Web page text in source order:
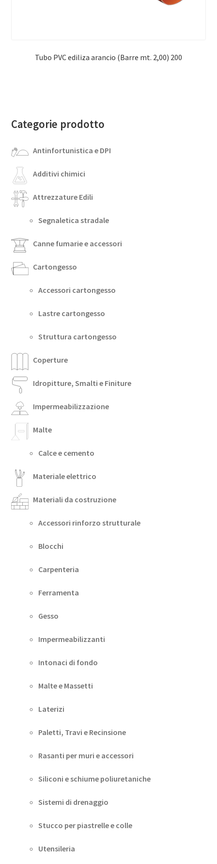
Tubo PVC ediliza arancio (Barre mt. 2,00) 200
Categorie prodotto
Antinfortunistica e DPI
Additivi chimici
Attrezzature Edili
Segnaletica stradale
Canne fumarie e accessori
Cartongesso
Accessori cartongesso
Lastre cartongesso
Struttura cartongesso
Coperture
Idropitture, Smalti e Finiture
Impermeabilizzazione
Malte
Calce e cemento
Materiale elettrico
Materiali da costruzione
Accessori rinforzo strutturale
Blocchi
Carpenteria
Ferramenta
Gesso
Impermeabilizzanti
Intonaci di fondo
Malte e Massetti
Laterizi
Paletti, Travi e Recinsione
Rasanti per muri e accessori
Siliconi e schiume poliuretaniche
Sistemi di drenaggio
Stucco per piastrelle e colle
Utensileria